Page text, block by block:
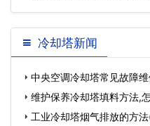
冷却塔新闻
中央空调冷却塔常见故障
维护保养冷却塔填料方法,
工业冷却塔烟气排放的方